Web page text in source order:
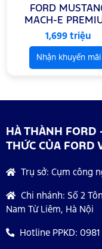
FORD
MACH-E
AWD
1,699 triệu
Nhận khuyến mãi
HÀ THÀNH FORD
THỨC CỦA FORD
Trụ sở: Cụm công
Chi nhánh: Số 2
Nam Từ Liêm, Hà Nội
Hotline PPKD: